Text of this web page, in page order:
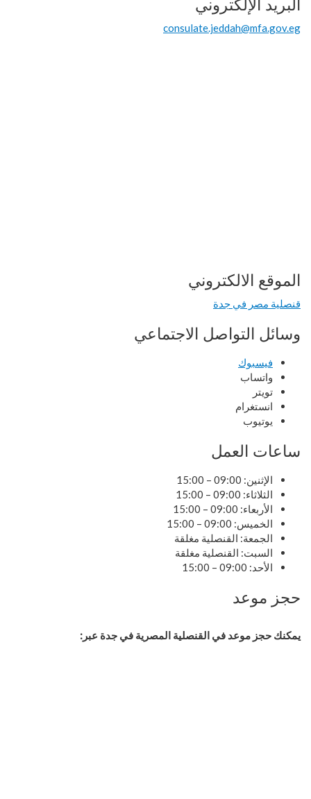
البريد الإلكتروني
consulate.jeddah@mfa.gov.eg
الموقع الالكتروني
قنصلية مصر في جدة
وسائل التواصل الاجتماعي
فيسبوك
واتساب
تويتر
انستغرام
يوتيوب
ساعات العمل
الإثنين: 09:00 – 15:00
الثلاثاء: 09:00 – 15:00
الأربعاء: 09:00 – 15:00
الخميس: 09:00 – 15:00
الجمعة: القنصلية مغلقة
السبت: القنصلية مغلقة
الأحد: 09:00 – 15:00
حجز موعد
يمكنك حجز موعد في القنصلية المصرية في جدة عبر: